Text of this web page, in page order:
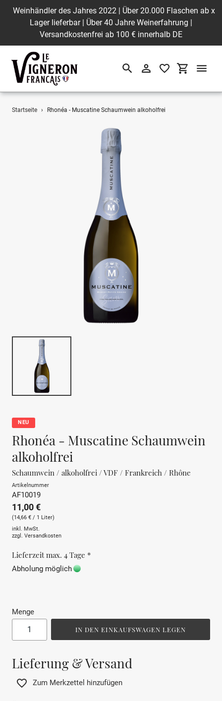
Direkt
Weinhändler des Jahres 2022 | Über 20.000 Flaschen ab
Lager lieferbar | Über 40 Jahre Weinerfahrung |
Versandkostenfrei ab 100 € innerhalb DE
x
SuchenEinloggen
Startseite › Rhonéa - Muscatine Schaumwein alkoholfrei
NEU
Rhonéa - Muscatine Schaumwein
alkoholfrei
Schaumwein / alkoholfrei / VDF / Frankreich / Rhône
Artikelnummer
AF10019
11,00 €
(14,66 € / 1 Liter)
inkl. MwSt.
zzgl. Versandkosten
Lieferzeit max. 4 Tage *
Abholung möglich
Menge
IN DEN EINKAUFSWAGEN LEGEN
Lieferung & Versand
Zum Merkzettel hinzufügen